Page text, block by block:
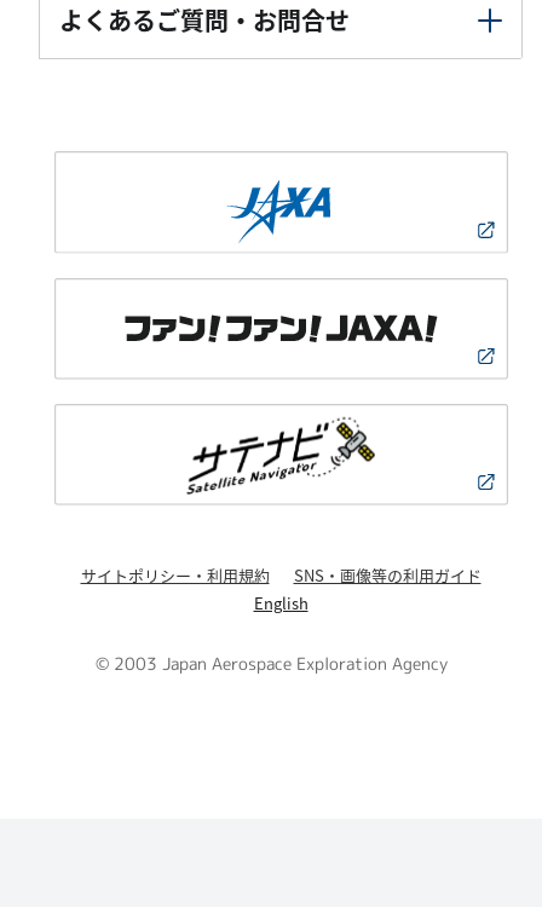
よくあるご質問・お問合せ
サイトポリシー・利用規約
SNS・画像等の利用ガイド
English
© 2003 Japan Aerospace Exploration Agency